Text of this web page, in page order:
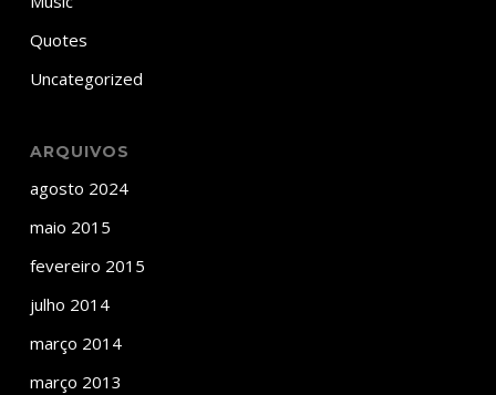
Quotes
Uncategorized
ARQUIVOS
agosto 2024
maio 2015
fevereiro 2015
julho 2014
março 2014
março 2013